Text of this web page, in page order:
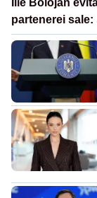
Ilie Bolojan
partenerei sale: